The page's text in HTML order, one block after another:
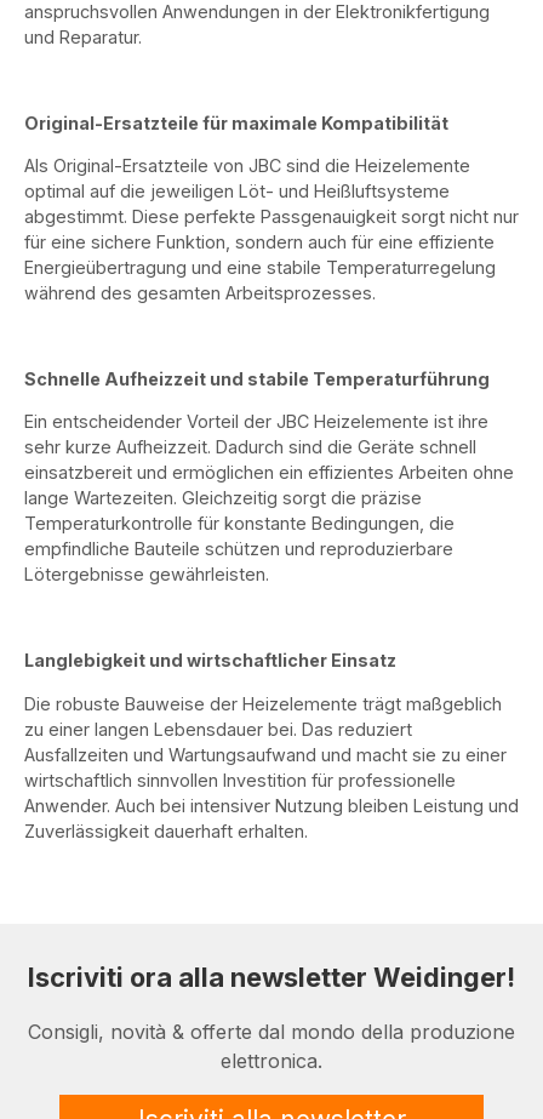
anspruchsvollen Anwendungen in der Elektronikfertigung
und Reparatur.
Original-Ersatzteile für maximale Kompatibilität
Als Original-Ersatzteile von JBC sind die Heizelemente
optimal auf die jeweiligen Löt- und Heißluftsysteme
abgestimmt. Diese perfekte Passgenauigkeit sorgt nicht nur
für eine sichere Funktion, sondern auch für eine effiziente
Energieübertragung und eine stabile Temperaturregelung
während des gesamten Arbeitsprozesses.
Schnelle Aufheizzeit und stabile Temperaturführung
Ein entscheidender Vorteil der JBC Heizelemente ist ihre
sehr kurze Aufheizzeit. Dadurch sind die Geräte schnell
einsatzbereit und ermöglichen ein effizientes Arbeiten ohne
lange Wartezeiten. Gleichzeitig sorgt die präzise
Temperaturkontrolle für konstante Bedingungen, die
empfindliche Bauteile schützen und reproduzierbare
Lötergebnisse gewährleisten.
Langlebigkeit und wirtschaftlicher Einsatz
Die robuste Bauweise der Heizelemente trägt maßgeblich
zu einer langen Lebensdauer bei. Das reduziert
Ausfallzeiten und Wartungsaufwand und macht sie zu einer
wirtschaftlich sinnvollen Investition für professionelle
Anwender. Auch bei intensiver Nutzung bleiben Leistung und
Zuverlässigkeit dauerhaft erhalten.
Iscriviti ora alla newsletter Weidinger!
Consigli, novità & offerte dal mondo della produzione
elettronica.